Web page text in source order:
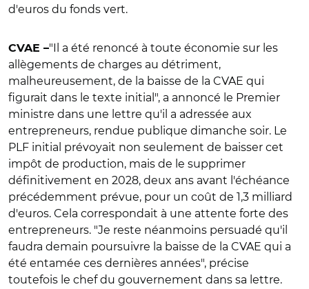
d'euros du fonds vert.
CVAE –"Il a été renoncé à toute économie sur les
allègements de charges au détriment,
malheureusement, de la baisse de la CVAE qui
figurait dans le texte initial", a annoncé le Premier
ministre dans une lettre qu'il a adressée aux
entrepreneurs, rendue publique dimanche soir. Le
PLF initial prévoyait non seulement de baisser cet
impôt de production, mais de le supprimer
définitivement en 2028, deux ans avant l'échéance
précédemment prévue, pour un coût de 1,3 milliard
d'euros. Cela correspondait à une attente forte des
entrepreneurs. "Je reste néanmoins persuadé qu'il
faudra demain poursuivre la baisse de la CVAE qui a
été entamée ces dernières années", précise
toutefois le chef du gouvernement dans sa lettre.